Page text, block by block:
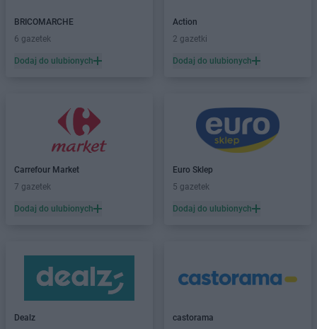
Dealz Brzeg
Dealz
Budzistowo
Dealz Bydgoszcz
Chełm
Chełmno
Dealz
Chorzów
Dealz
Ciechocinek
Dealz Czerwionka-Leszczyny
Dealz Dębica
Dobrzykowice
Drawsko Pomorskie
Dealz
BRICOMARCHE
6 gazetek
Dodaj do ulubionych
Action
2 gazetki
Dodaj do ulubionych
Carrefour Market
7 gazetek
Dodaj do ulubionych
Euro Sklep
5 gazetek
Dodaj do ulubionych
Dealz
castorama